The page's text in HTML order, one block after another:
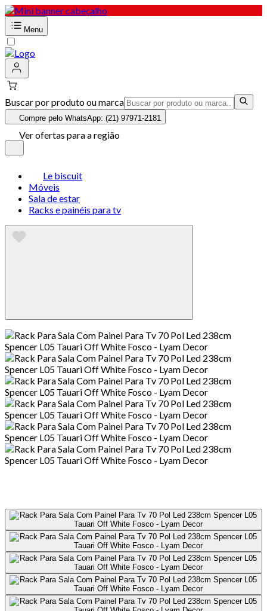
Menu
Buscar por produto ou marca
Compre pelo WhatsApp: (21) 97971-2181
Ver ofertas para a região
Le biscuit
Móveis
Sala de estar
Racks e painéis para tv